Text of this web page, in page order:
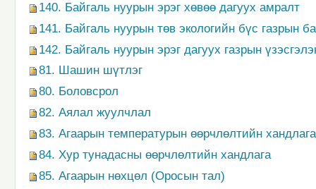
140. Байгаль нуурын эрэг хөвөө дагуух амралт
141. Байгаль нуурын төв экологийн бүс газрын
142. Байгаль нуурын эрэг дагуух газрын
81. Шашин шүтлэг
80. Боловсрол
82. Аялал жуулчлал
83. Агаарын температурын өөрчлөлтийн хандлага
84. Хур тунадасны өөрчлөлтийн хандлага
85. Агаарын нөхцөл (Оросын тал)